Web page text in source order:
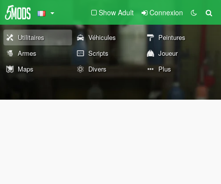
Show Adult Connexion
Utilitaires Véhicules
Peintures
Armes
Scripts
Joueur
Maps
Divers Plus